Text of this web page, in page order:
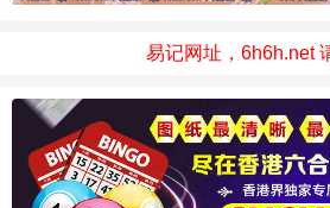
易记网址，6h6h.net